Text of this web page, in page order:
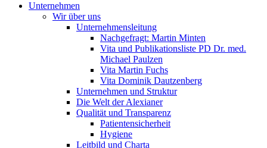
Unternehmen
Wir über uns
Unternehmensleitung
Nachgefragt: Martin Minten
Vita und Publikationsliste PD Dr. med.
Michael Paulzen
Vita Martin Fuchs
Vita Dominik Dautzenberg
Unternehmen und Struktur
Die Welt der Alexianer
Qualität und Transparenz
Patientensicherheit
Hygiene
Leitbild und Charta